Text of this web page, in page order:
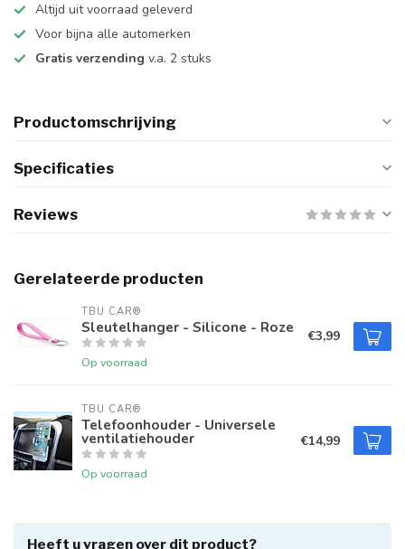
Altijd uit voorraad geleverd
Voor bijna alle automerken
Gratis verzending v.a. 2 stuks
Productomschrijving
Specificaties
Reviews
Gerelateerde producten
TBU CAR®
Sleutelhanger - Silicone - Roze
Op voorraad
€3,99
TBU CAR®
Telefoonhouder - Universele
ventilatiehouder
Op voorraad
€14,99
Heeft u vragen over dit product?